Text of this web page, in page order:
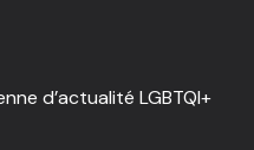
d’actualité LGBTQI+